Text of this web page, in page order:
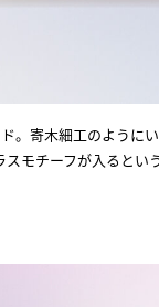
。寄木細工のように
スモチーフが入るとい